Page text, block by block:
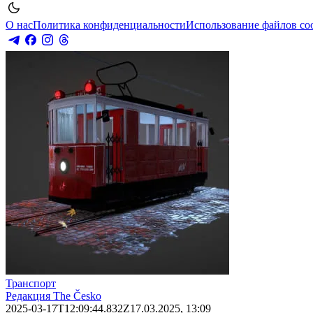
О насПолитика конфиденциальностиИспользование файлов
Транспорт
Редакция The Česko
2025-03-17T12:09:44.832Z17.03.2025, 13:09